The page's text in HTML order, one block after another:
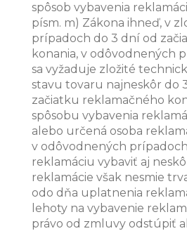
spôsob vybavenia
písm. m) Zákona ihneď, v
prípadoch do 3 dní od
konania, v odôvodnených
sa vyžaduje zložité
stavu tovaru najneskôr do
začiatku reklamačného
spôsobu vybavenia
alebo určená osoba
v odôvodnených
reklamáciu vybaviť aj
reklamácie však nesmie
odo dňa uplatnenia
lehoty na vybavenie
právo od zmluvy odstúpiť